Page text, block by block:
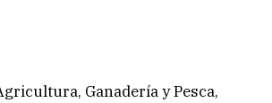
Ganadería y Pesca,